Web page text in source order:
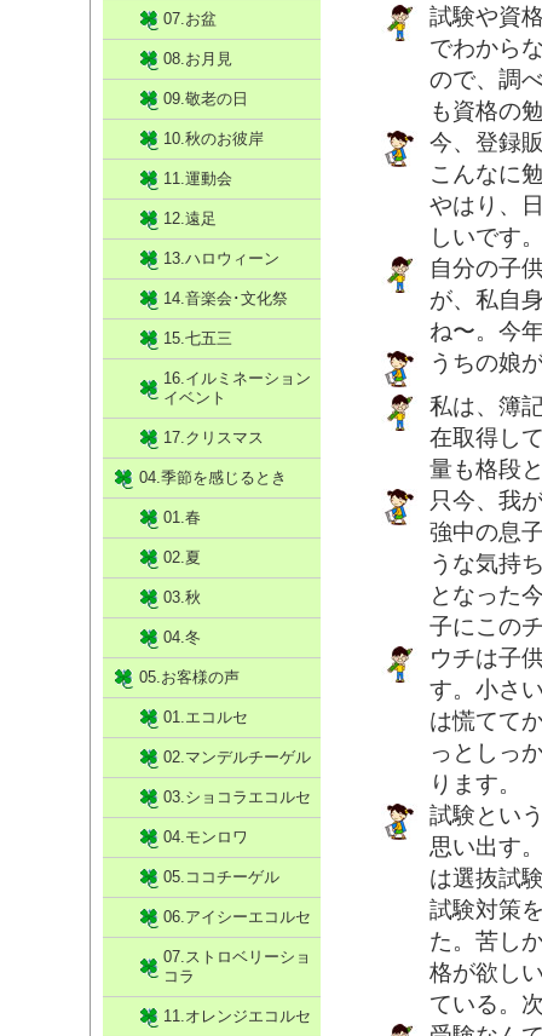
試験や資
でわから
ので、調
も資格の
今、登録
こんなに
やはり、
しいです
自分の子
が、私自
ね〜。今
うちの娘
私は、簿
在取得し
量も格段
只今、我
強中の息
うな気持
となった
子にこの
ウチは子
す。小さ
は慌てて
っとしっ
ります。
試験とい
思い出す
は選抜試
試験対策
た。苦し
格が欲し
ている。
07.お盆
08.お月見
09.敬老の日
10.秋のお彼岸
11.運動会
12.遠足
13.ハロウィーン
14.音楽会･文化祭
15.七五三
16.イルミネーション
イベント
17.クリスマス
04.季節を感じるとき
01.春
02.夏
03.秋
04.冬
05.お客様の声
01.エコルセ
02.マンデルチーゲル
03.ショコラエコルセ
04.モンロワ
05.ココチーゲル
06.アイシーエコルセ
07.ストロベリーショ
コラ
11.オレンジエコルセ